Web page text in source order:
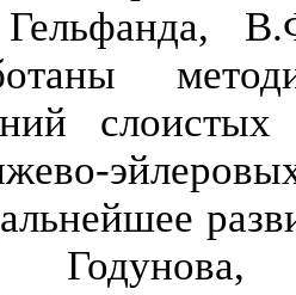
слоистых